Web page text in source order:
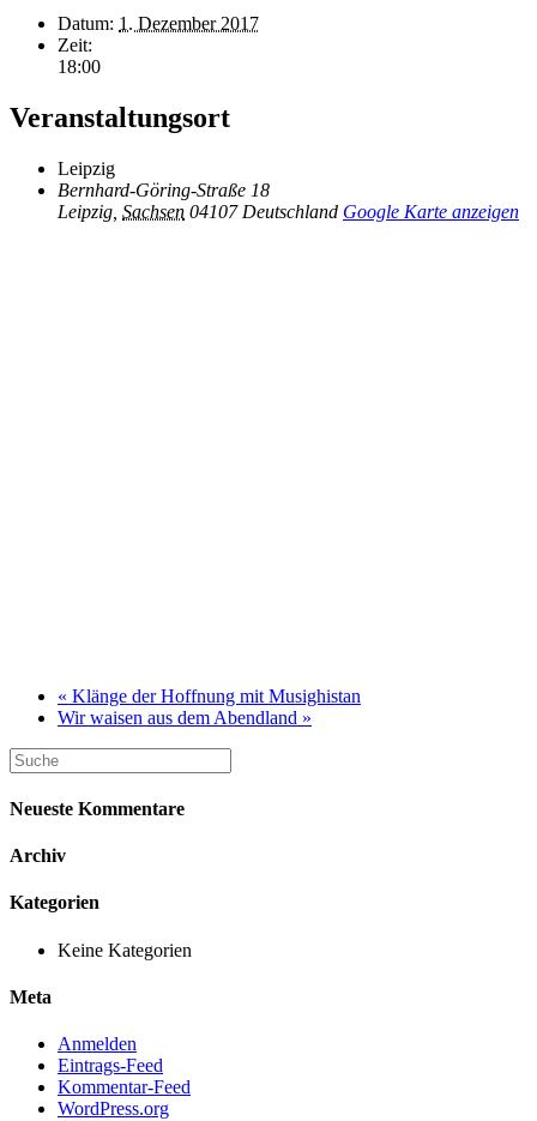
Datum: 1. Dezember 2017
Zeit:
18:00
Veranstaltungsort
Leipzig
Bernhard-Göring-Straße 18
Leipzig Sachsen 04107 Deutschland Google Karte anzeigen
« Klänge der Hoffnung mit Musighistan
Wir waisen aus dem Abendland »
Neueste Kommentare
Archiv
Kategorien
Keine Kategorien
Meta
Anmelden
Eintrags-Feed
Kommentar-Feed
WordPress.org